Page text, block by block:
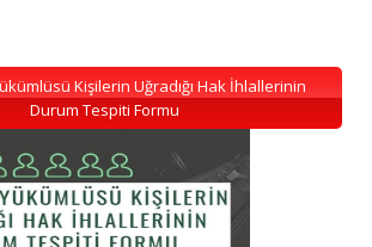
Kişilerin Uğradığı Hak İhlallerinin
Durum Tespiti Formu